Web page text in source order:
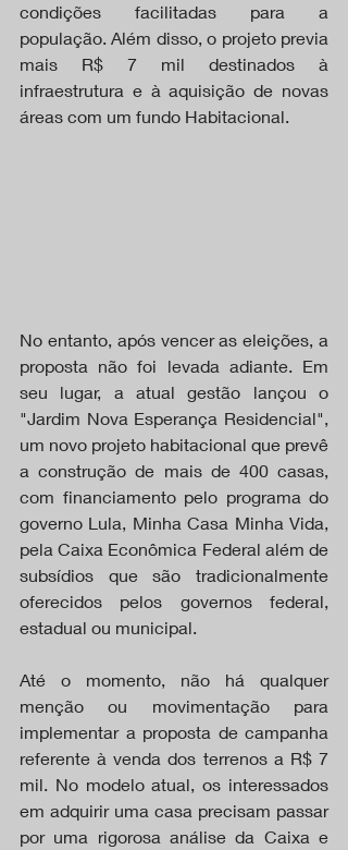
condições facilitadas para a
população. Além disso, o projeto previa
mais R$ 7 mil destinados à
infraestrutura e à aquisição de novas
áreas com um fundo Habitacional.
No entanto, após vencer as eleições, a
proposta não foi levada adiante. Em
seu lugar, a atual gestão lançou o
"Jardim Nova Esperança Residencial",
um novo projeto habitacional que prevê
a construção de mais de 400 casas,
com financiamento pelo programa do
governo Lula, Minha Casa Minha Vida,
pela Caixa Econômica Federal além de
subsídios que são tradicionalmente
oferecidos pelos governos federal,
estadual ou municipal.
Até o momento, não há qualquer
menção ou movimentação para
implementar a proposta de campanha
referente à venda dos terrenos a R$ 7
mil. No modelo atual, os interessados
em adquirir uma casa precisam passar
por uma rigorosa análise da Caixa e